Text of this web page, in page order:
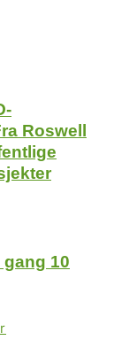
Roswell
gang 10